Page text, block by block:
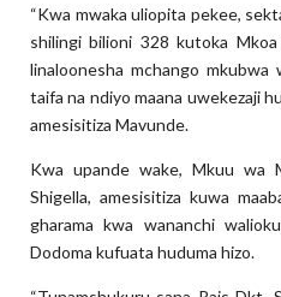
“Kwa mwaka uliopita pekee,
shilingi bilioni 328 kutoka
linaloonesha mchango
taifa na ndiyo maana uwekezaji
amesisitiza Mavunde.
Kwa upande wake, Mkuu wa
Shigella, amesisitiza kuwa
gharama kwa wananchi
Dodoma kufuata huduma hizo.